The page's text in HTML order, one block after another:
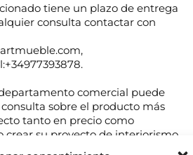
tiene un plazo de entrega
consulta contactar con
comercial puede
sobre el producto más
tanto en precio como
crear su proyecto de interiorismo.